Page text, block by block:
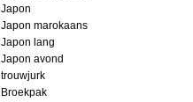
Japon
Japon marokaans
Japon lang
Japon avond
trouwjurk
Broekpak